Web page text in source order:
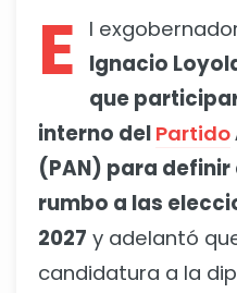
E
l
Ignacio
que
interno del Partido
(PAN) para
rumbo a las
2027 y adelantó
candidatura a la